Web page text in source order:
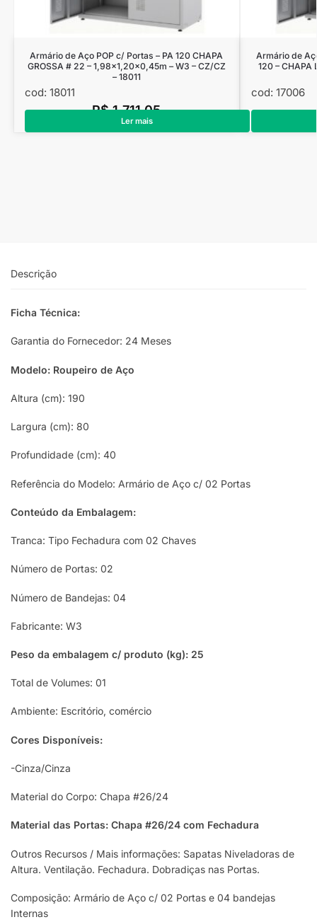
Armário de Aço POP c/ Portas – PA 120 CHAPA
GROSSA # 22 – 1,98×1,20×0,45m – W3 – CZ/CZ
– 18011
cod: 18011
R$1.711,05
Ler mais
Armário de
120 – CHAPA
cod: 17006
Descrição
Ficha Técnica:
Garantia do Fornecedor: 24 Meses
Modelo: Roupeiro de Aço
Altura (cm): 190
Largura (cm): 80
Profundidade (cm): 40
Referência do Modelo: Armário de Aço c/ 02 Portas
Conteúdo da Embalagem:
Tranca: Tipo Fechadura com 02 Chaves
Número de Portas: 02
Número de Bandejas: 04
Fabricante: W3
Peso da embalagem c/ produto (kg): 25
Total de Volumes: 01
Ambiente: Escritório, comércio
Cores Disponíveis:
-Cinza/Cinza
Material do Corpo: Chapa #26/24
Material das Portas: Chapa #26/24 com Fechadura
Outros Recursos / Mais informações: Sapatas Niveladoras de
Altura. Ventilação. Fechadura. Dobradiças nas Portas.
Composição: Armário de Aço c/ 02 Portas e 04 bandejas
Internas